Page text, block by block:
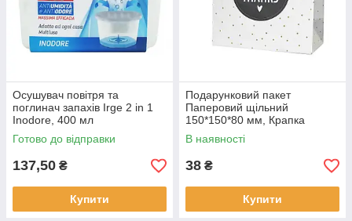
Осушувач повітря та
поглинач запахів Irge 2 in 1
Inodore, 400 мл
Готово до відправки
137,50 ₴
Купити
Подарунковий пакет
Паперовий щільний
150*150*80 мм, Крапка
В наявності
38 ₴
Купити